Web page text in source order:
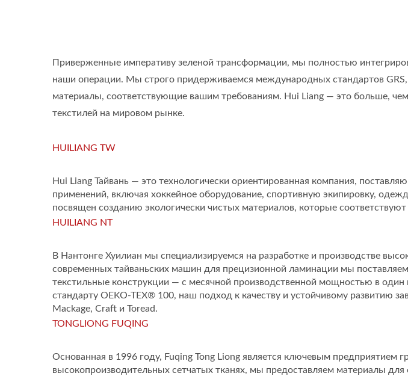
Приверженные императиву зеленой трансформации, мы полностью
наши операции. Мы строго придерживаемся международных стандартов
материалы, соответствующие вашим требованиям. Hui Liang — это больше,
текстилей на мировом рынке.
HUILIANG TW
Hui Liang Тайвань — это технологически ориентированная компания,
применений, включая хоккейное оборудование, спортивную экипировку,
посвящен созданию экологически чистых материалов, которые
HUILIANG NT
В Нантонге Хуилиан мы специализируемся на разработке и производстве
современных тайваньских машин для прецизионной ламинации мы
текстильные конструкции — с месячной производственной мощностью в
стандарту OEKO-TEX® 100, наш подход к качеству и устойчивому развитию
Mackage, Craft и Toread.
TONGLIONG FUQING
Основанная в 1996 году, Fuqing Tong Liong является ключевым предприятием
высокопроизводительных сетчатых тканях, мы предоставляем материалы